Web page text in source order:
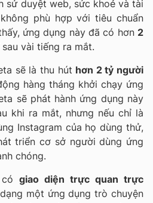
sử duyệt web, sức khoẻ và tài
phù hợp với tiêu chuẩn
ứng dụng này đã có hơn 2
vài tiếng ra mắt.
sẽ là thu hút hơn 2 tỷ người
hàng tháng khởi chạy ứng
sẽ phát hành ứng dụng này
khi ra mắt, nhưng nếu chỉ là
Instagram của họ dùng thử,
triển cơ sở người dùng ứng
chóng.
giao diện trực quan trực
một ứng dụng trò chuyện